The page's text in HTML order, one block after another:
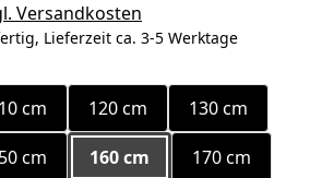
Versandkosten
Lieferzeit ca. 3-5 Werktage
cm 120 cm 130 cm
cm 160 cm 170 cm